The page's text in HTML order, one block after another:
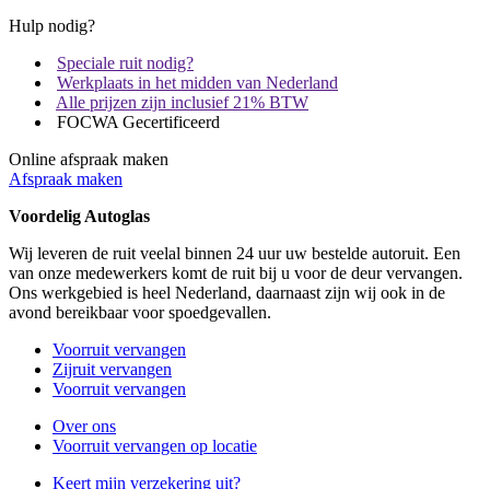
Hulp nodig?
Speciale ruit nodig?
Werkplaats in het midden van Nederland
Alle prijzen zijn inclusief 21% BTW
FOCWA Gecertificeerd
Online afspraak maken
Afspraak maken
Voordelig Autoglas
Wij leveren de ruit veelal binnen 24 uur uw bestelde autoruit. Een
van onze medewerkers komt de ruit bij u voor de deur vervangen.
Ons werkgebied is heel Nederland, daarnaast zijn wij ook in de
avond bereikbaar voor spoedgevallen.
Voorruit vervangen
Zijruit vervangen
Voorruit vervangen
Over ons
Voorruit vervangen op locatie
Keert mijn verzekering uit?